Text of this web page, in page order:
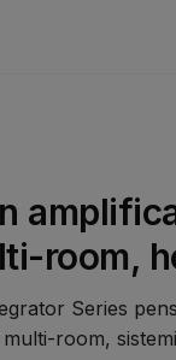
room,
Series
room,